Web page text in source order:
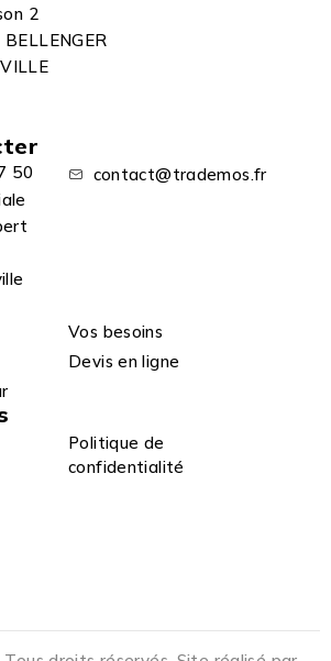
2
50
contact@trademos.fr
Vos besoins
Devis en ligne
Politique de
confidentialité